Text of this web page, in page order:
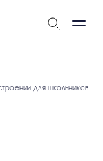
для школьников